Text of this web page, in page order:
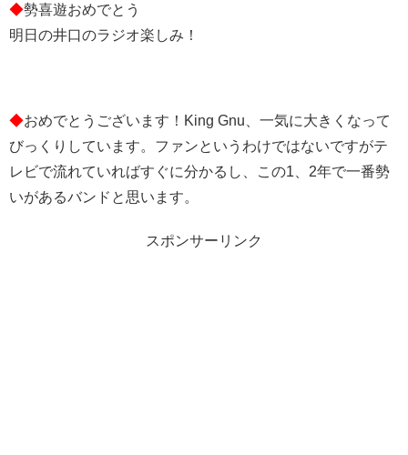
◆勢喜遊おめでとう️
明日の井口のラジオ楽しみ！
◆おめでとうございます！King Gnu、一気に大きくなって
びっくりしています。ファンというわけではないですがテ
レビで流れていればすぐに分かるし、この1、2年で一番勢
いがあるバンドと思います。
スポンサーリンク